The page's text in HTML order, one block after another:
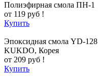
Полиэфирная смола ПН-1
от 119 руб !
Купить
Эпоксидная смола YD-128
KUKDO, Корея
от 209 руб !
Купить